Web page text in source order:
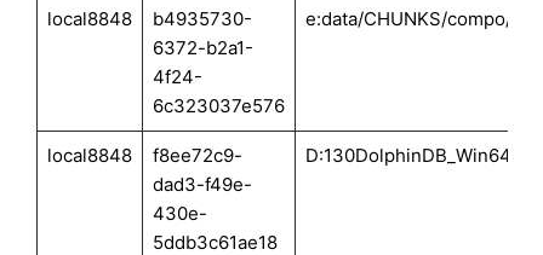
local8848
b4935730-
6372-b2a1-
4f24-
6c323037e576
e:data/CHUNKS/compo/
local8848
f8ee72c9-
dad3-f49e-
430e-
5ddb3c61ae18